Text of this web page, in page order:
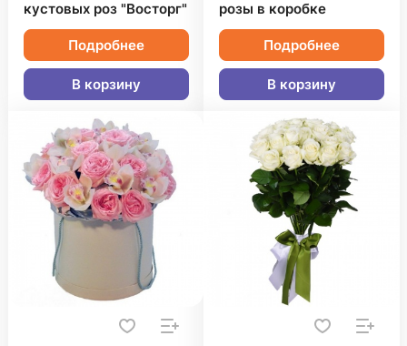
кустовых роз "Восторг"
Подробнее
В корзину
розы в коробке
Подробнее
В корзину